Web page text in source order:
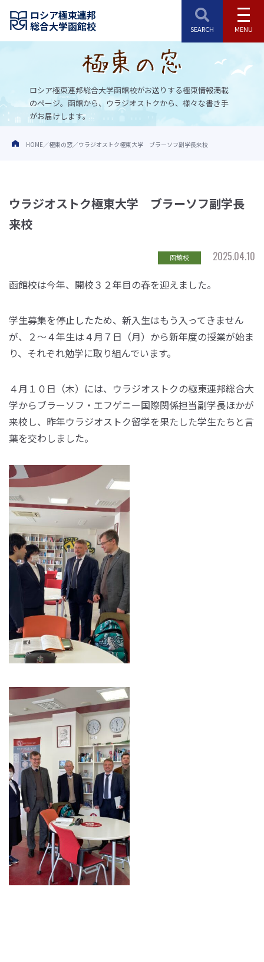
ロシア極東連邦
総合大学函館校
ロシア極東連邦総合大学函館校がお送りする極東情報満載
のページ。 函館から、ウラジオストクから、様々な書き手
がお届けします。
HOME 極東の窓 ウラジオストク極東大学 ブラーソフ副学長来校
ウラジオストク極東大学 ブラーソフ副学長
来校
函館校
2025.04.10
函館校は今年、開校３２年目の春を迎えました。
学生募集を停止したため、新入生はもう入ってきません
が、２～４年生は４月７日（月）から新年度の授業が始ま
り、それぞれ勉学に取り組んでいます。
４月１０日（木）には、ウラジオストクの極東連邦総合大
学からブラーソフ・エフゲニー国際関係担当副学長ほかが
来校し、昨年ウラジオストク留学を果たした学生たちと言
葉を交わしました。